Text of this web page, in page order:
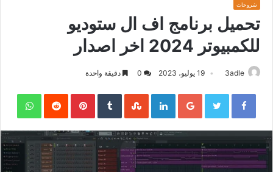
شروحات
تحميل برنامج اف ال ستوديو
للكمبيوتر 2024 اخر اصدار
3adle 19 يوليو، 2023 دقيقة واحدة
Facebook
Twitter
Google+
LinkedIn
Pinterest